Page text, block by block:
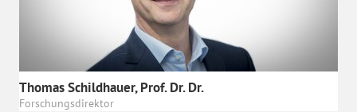
Thomas Schildhauer, Prof. Dr. Dr.
Forschungsdirektor